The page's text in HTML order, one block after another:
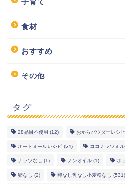
食材
おすすめ
その他
タグ
28品目不使用 (12) おからパウダーレシピ
オートミールレシピ (54) ココナッツミ
ナッツなし (1) ノンオイル (1) ホ
卵なし (2) 卵なし乳なし小麦粉なし (531)